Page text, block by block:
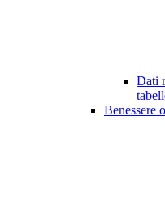
Dati
Benessere